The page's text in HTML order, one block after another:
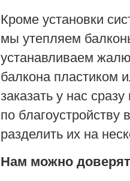
Кроме установки
мы утепляем
устанавливаем
балкона пластиком
заказать у нас
по благоустройству
разделить их на
Нам можно